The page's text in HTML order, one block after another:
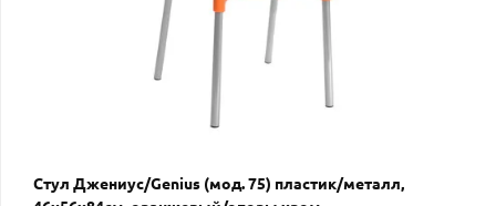
Стул Джениус/Genius (мод. 75) пластик/металл,